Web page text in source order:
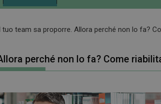
tuo team sa proporre. Allora perché non lo fa?
perché non lo fa? Come